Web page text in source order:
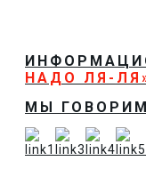
НАДО ЛЯ-
МЫ